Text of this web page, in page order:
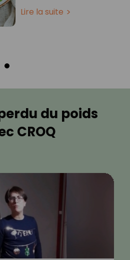
Lire la suite
du poids
CROQ